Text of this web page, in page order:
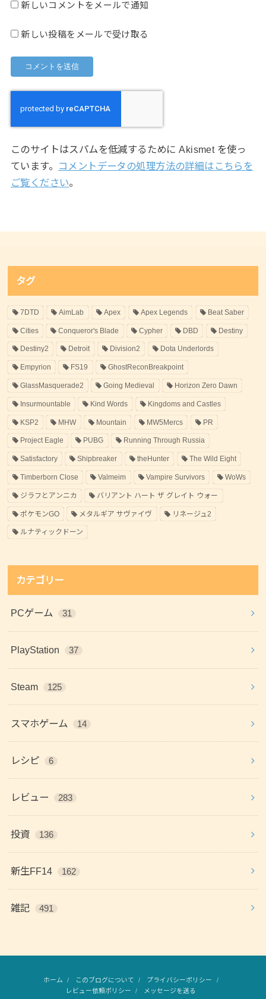
新しいコメントをメールで通知
新しい投稿をメールで受け取る
このサイトはスパムを低減するために Akismet を使っ
ています。
コメントデータの処理方法の詳細はこちらを
ご覧ください。
タグ
7DTD AimLab Apex Apex Legends Beat Saber
Cities Conqueror's Blade Cypher DBD Destiny
Destiny2 Detroit Division2 Dota Underlords
Empyrion FS19 GhostReconBreakpoint
GlassMasquerade2 Going Medieval Horizon Zero Dawn
Insurmountable Kind Words Kingdoms and Castles
KSP2 MHW Mountain MW5Mercs PR
Project Eagle PUBG Running Through Russia
Satisfactory Shipbreaker theHunter The Wild Eight
Timberborn Close Valmeim Vampire Survivors WoWs
ジラフとアンニカ バリアント ハート ザ グレイト ウォー
ポケモンGO メタルギア サヴァイヴ リネージュ2
ルナティックドーン
カテゴリー
PCゲーム 31
PlayStation 37
Steam 125
スマホゲーム 14
レシピ 6
レビュー 283
投資 136
新生FF14 162
雑記 491
ホーム このブログについて
プライバシーポリシー
レビュー依頼ポリシー
メッセージを送る